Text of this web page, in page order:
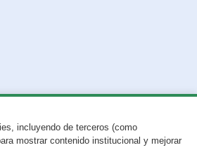
incluyendo de terceros (como
mostrar contenido institucional y mejorar
con esta página?Repórtalo aquí.